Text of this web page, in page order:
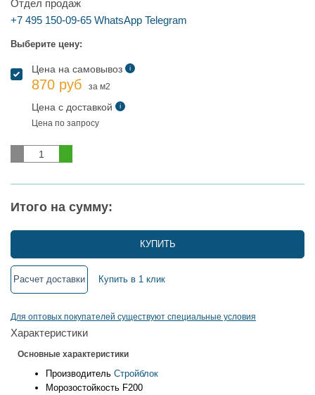
Отдел продаж
+7 495 150-09-65 WhatsApp Telegram
Выберите цену:
Цена на самовывоз i
870 руб за м2
Цена с доставкой i
Цена по запросу
Итого на сумму:
КУПИТЬ
Расчет доставки Купить в 1 клик
Для оптовых покупателей существуют специальные условия
Характеристики
Основные характеристики
Производитель Стройблок
Морозостойкость F200